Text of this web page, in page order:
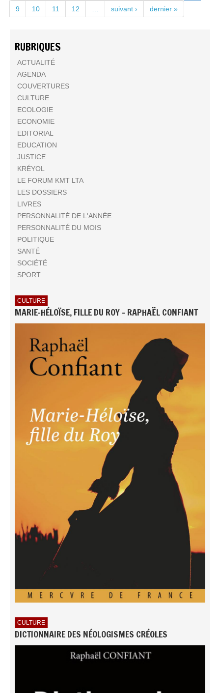
9 10 11 12 suivant › dernier »
RUBRIQUES
ACTUALITÉ
AGENDA
COUVERTURES
CULTURE
ECOLOGIE
ECONOMIE
EDITORIAL
EDUCATION
JUSTICE
KRÉYOL
LE FORUM KMT LTA
LES DOSSIERS
LIVRES
PERSONNALITÉ DE L'ANNÉE
PERSONNALITÉ DU MOIS
POLITIQUE
SANTÉ
SOCIÉTÉ
SPORT
CULTURE
MARIE-HÉLOÏSE, FILLE DU ROY - RAPHAËL CONFIANT
CULTURE
DICTIONNAIRE DES NÉOLOGISMES CRÉOLES